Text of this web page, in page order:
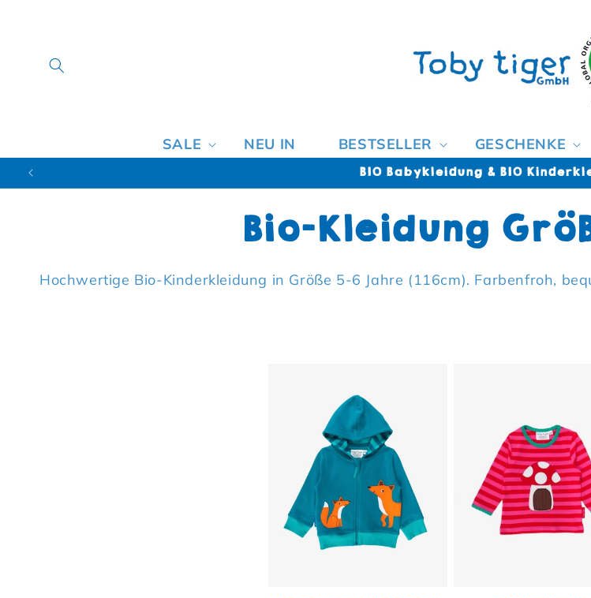
SALE NEU IN BESTSELLER GESCHENKE
BIO Babykleidung & BIO
Kategorie:
Bio-Kleidung
Hochwertige Bio-Kinderkleidung in Größe 5-6 Jahre (116cm). Farbenfroh,